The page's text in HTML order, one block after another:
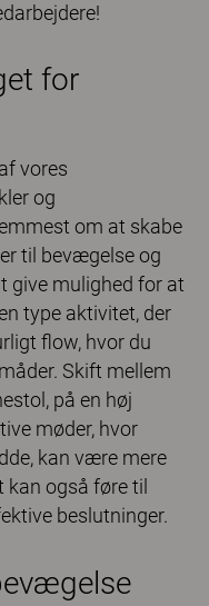
for
vores
og
om at skabe
til bevægelse og
give mulighed for at
type aktivitet, der
flow, hvor du
Skift mellem
på en høj
møder, hvor
kan være mere
kan også føre til
beslutninger.